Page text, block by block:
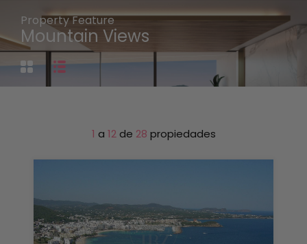
Property Feature
Mountain Views
1 a 12 de 28 propiedades